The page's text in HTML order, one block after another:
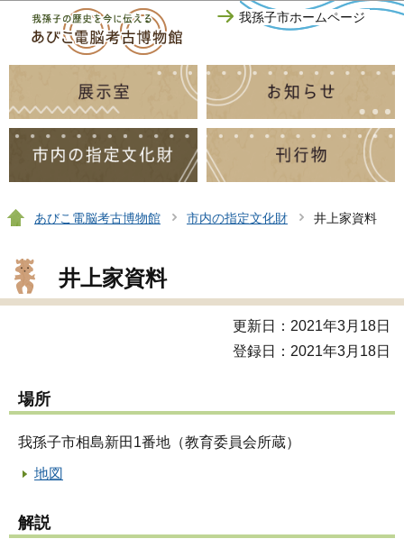
このページの本文へ移動我孫子市ホームページ
あびこ電脳考古博物館 市内の指定文化財 井上家資料
井上家資料
更新日：2021年3月18日
登録日：2021年3月18日
場所
我孫子市相島新田1番地（教育委員会所蔵）
地図
解説